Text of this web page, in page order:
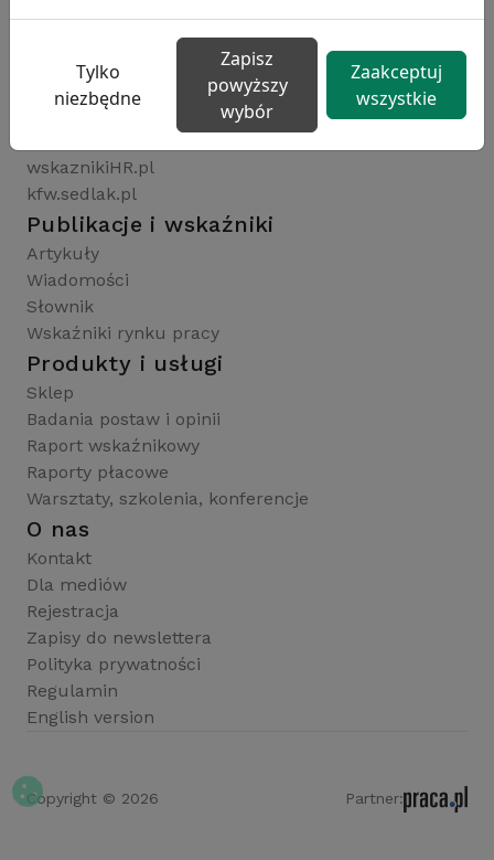
Rynekpracy.pl
sedlak.pl
wynagrodzenia.pl
raportyplacowe.pl
wskaznikiHR.pl
kfw.sedlak.pl
Publikacje i wskaźniki
Artykuły
Wiadomości
Słownik
Wskaźniki rynku pracy
Produkty i usługi
Sklep
Badania postaw i opinii
Raport wskaźnikowy
Raporty płacowe
Warsztaty, szkolenia, konferencje
O nas
Kontakt
Dla mediów
Rejestracja
Zapisy do newslettera
Polityka prywatności
Regulamin
English version
Copyright © 2026 Partner:
Tylko
niezbędne
Zapisz
powyższy
wybór
Zaakceptuj
wszystkie